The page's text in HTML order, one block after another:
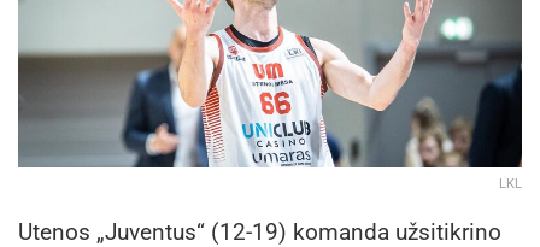
LKL
Utenos „Juventus“ (12-19) komanda užsitikrino